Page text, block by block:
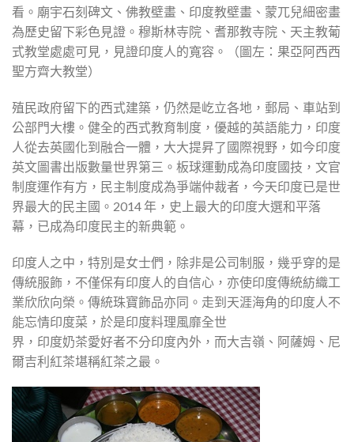
看。廟宇石刻碑文、佛教壁畫、印度教壁畫、蒙兀兒細密畫
為歷史留下彩色見證。穆斯林寺院、耆那教寺院、天主教葡
式教堂處處可見，見證印度人的寬容。（圖左：果亞阿西西
聖方齊大教堂）
殖民政府留下的西式建築，仍然是屹立各地，郵局、車站到
公部門大樓。健全的西式教育制度，優越的英語能力，印度
人從去英國化到融合一體，大大提昇了國際視野，如今印度
英文圖書出版數量世界第三。板球運動成為印度國技，文官
制度運作有方，民主制度成為爭端仲裁者，今天印度已是世
界最大的民主國。2014 年，史上最大的印度大選和平落
幕，已成為印度民主的新典範。
印度人之中，特別是女士們，除非是公司制服，幾乎穿的是
傳統服飾，不僅保有印度人的自信心，亦使印度傳統紡織工
業欣欣向榮。傳統珠寶飾品亦同。走到天涯海角的印度人不
能忘情印度菜，於是印度料理風靡全世
界，印度奶茶愛好者不分印度內外，而大吉嶺、阿薩姆、尼
爾吉利紅茶堪稱紅茶之最。